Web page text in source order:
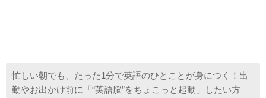
忙しい朝でも、たった1分で英語のひとことが身につく！出
勤やお出かけ前に「“英語脳”をちょこっと起動」したい方